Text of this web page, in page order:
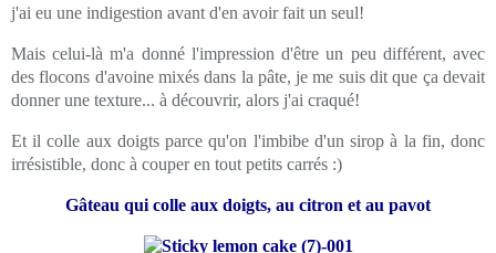
j'ai eu une indigestion avant d'en avoir fait un seul!
Mais celui-là m'a donné l'impression d'être un peu différent, avec
des flocons d'avoine mixés dans la pâte, je me suis dit que ça devait
donner une texture... à découvrir, alors j'ai craqué!
Et il colle aux doigts parce qu'on l'imbibe d'un sirop à la fin, donc
irrésistible, donc à couper en tout petits carrés :)
Gâteau qui colle aux doigts, au citron et au pavot